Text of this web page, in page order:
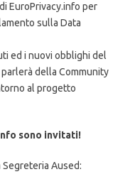
EuroPrivacy.info per
sulla Data
ed i nuovi obblighi del
della Community
al progetto
sono invitati!
Aused: